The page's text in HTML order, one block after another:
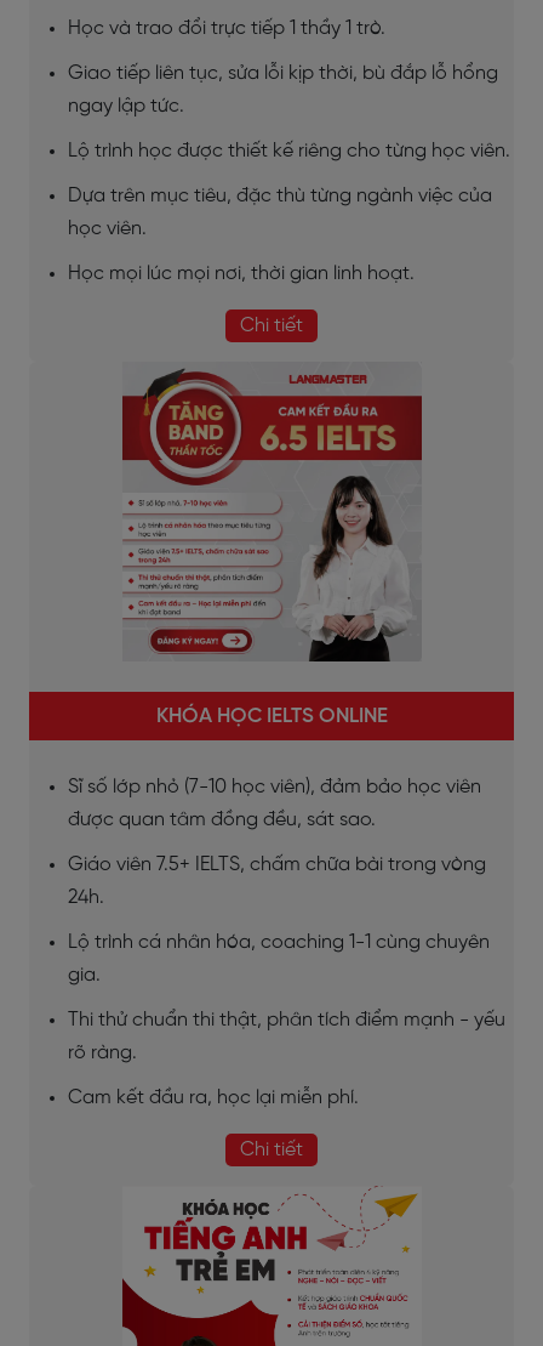
Học và trao đổi trực tiếp 1 thầy 1 trò.
Giao tiếp liên tục, sửa lỗi kịp thời, bù đắp lỗ hổng
ngay lập tức.
Lộ trình học được thiết kế riêng cho từng học viên.
Dựa trên mục tiêu, đặc thù từng ngành việc của
học viên.
Học mọi lúc mọi nơi, thời gian linh hoạt.
Chi tiết
KHÓA HỌC IELTS ONLINE
Sĩ số lớp nhỏ (7-10 học viên), đảm bảo học viên
được quan tâm đồng đều, sát sao.
Giáo viên 7.5+ IELTS, chấm chữa bài trong vòng
24h.
Lộ trình cá nhân hóa, coaching 1-1 cùng chuyên
gia.
Thi thử chuẩn thi thật, phân tích điểm mạnh - yếu
rõ ràng.
Cam kết đầu ra, học lại miễn phí.
Chi tiết